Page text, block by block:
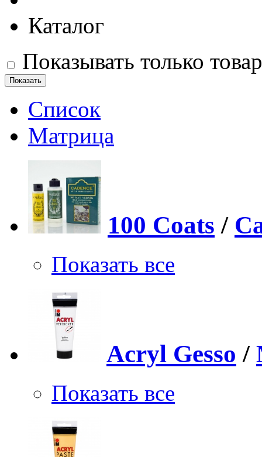
Каталог
Показывать только
Список
Матрица
100 Coats /
Показать все
Acryl Gesso /
Показать все